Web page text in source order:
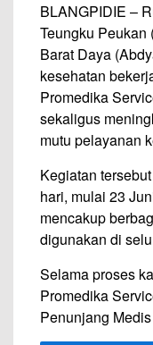
BLANGPIDIE –
Teungku Peukan
Barat Daya
kesehatan
Promedika
sekaligus
mutu pelayanan
Kegiatan
hari, mulai 23
mencakup
digunakan di
Selama proses
Promedika
Penunjang